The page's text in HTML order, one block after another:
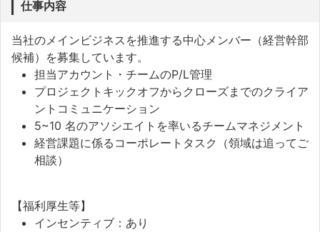
仕事内容
当社のメインビジネスを推進する中心メンバー（経営幹部
候補）を募集しています。
担当アカウント・チームのP/L管理
プロジェクトキックオフからクローズまでのクライア
ントコミュニケーション
5~10 名のアソシエイトを率いるチームマネジメント
経営課題に係るコーポレートタスク（領域は追ってご
相談）
【福利厚生等】
インセンティブ：あり